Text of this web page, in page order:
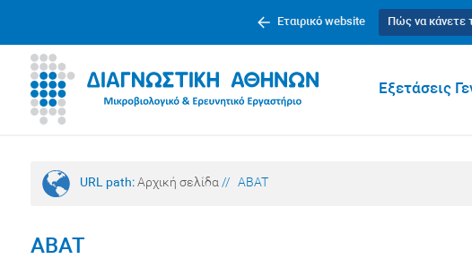
Πώς να κάνετε
Εταιρικό website
Εξετάσεις
URL path: Αρχική σελίδα // ABAT
ABAT